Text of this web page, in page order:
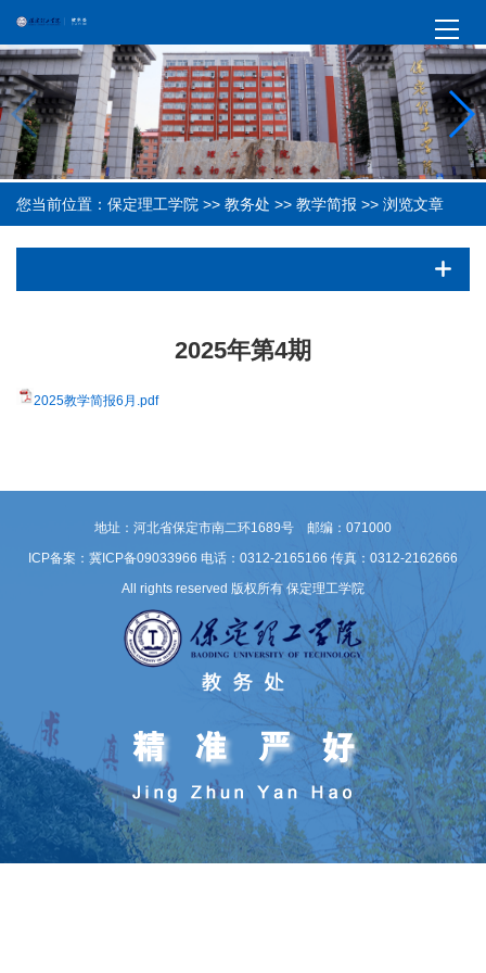
您当前位置： 保定理工学院 >> 教务处 >> 教学简报 >> 浏览文章
2025年第4期
2025教学简报6月.pdf
地址：河北省保定市南二环1689号 邮编：071000
ICP备案：冀ICP备09033966 电话：0312-2165166 传真：0312-2162666
All rights reserved 版权所有 保定理工学院